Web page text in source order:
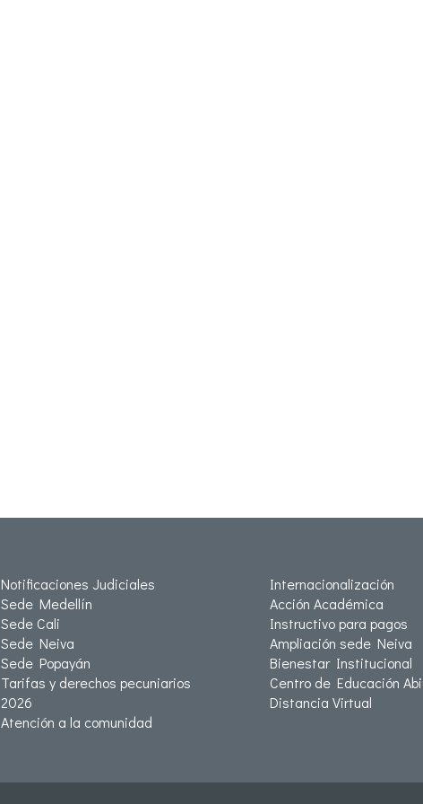
Notificaciones Judiciales
Sede Medellín
Sede Cali
Sede Neiva
Sede Popayán
Tarifas y derechos pecuniarios
2026
Atención a la comunidad
Internacionalización
Acción Académica
Instructivo para pagos
Ampliación sede Neiva
Bienestar Institucional
Centro de Educación
Distancia Virtual